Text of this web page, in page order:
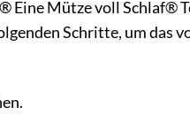
Eine Mütze voll Schlaf®
Schritte, um das